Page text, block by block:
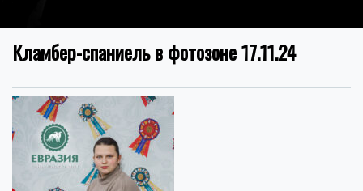
Кламбер-спаниель в фотозоне 17.11.24